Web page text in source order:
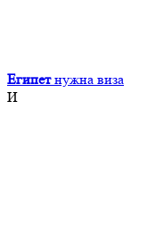
Египет нужна виза
И